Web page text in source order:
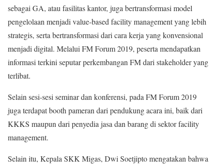
sebagai GA, atau fasilitas kantor, juga bertransformasi model
pengelolaan menjadi value-based facility management yang lebih
strategis, serta bertransformasi dari cara kerja yang konvensional
menjadi digital. Melalui FM Forum 2019, peserta mendapatkan
informasi terkini seputar perkembangan FM dari stakeholder yang
terlibat.
Selain sesi-sesi seminar dan konferensi, pada FM Forum 2019
juga terdapat booth pameran dari pendukung acara ini, baik dari
KKKS maupun dari penyedia jasa dan barang di sektor facility
management.
Selain itu, Kepala SKK Migas, Dwi Soetjipto mengatakan bahwa